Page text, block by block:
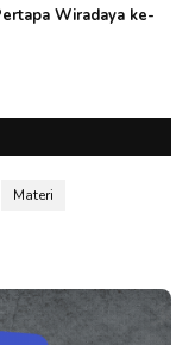
Wiradaya ke-
Materi